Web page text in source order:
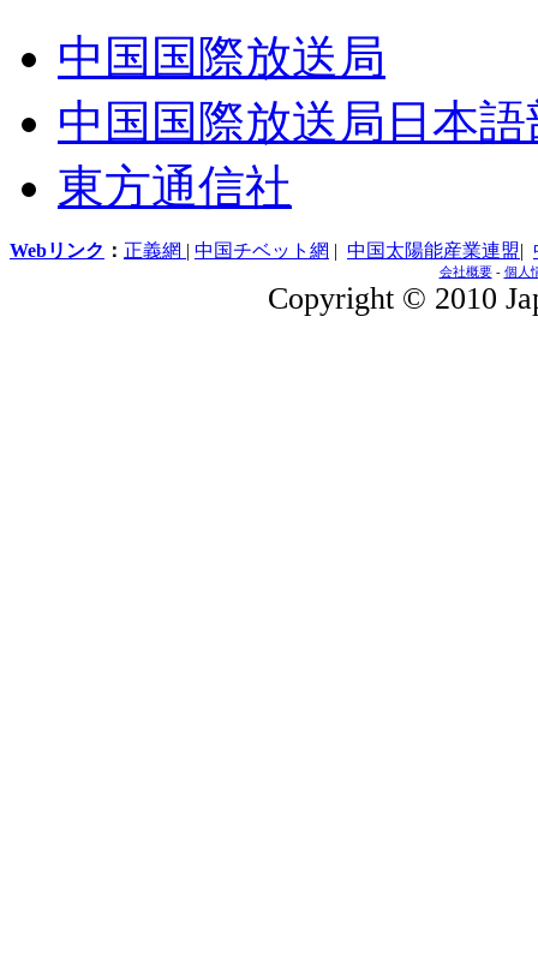
中国国際放送局
中国国際放送局日本語
東方通信社
Webリンク ： 正義網 | 中国チベット網 | 中国太陽能産業連盟|
会社概要- 個人
Copyright © 2010